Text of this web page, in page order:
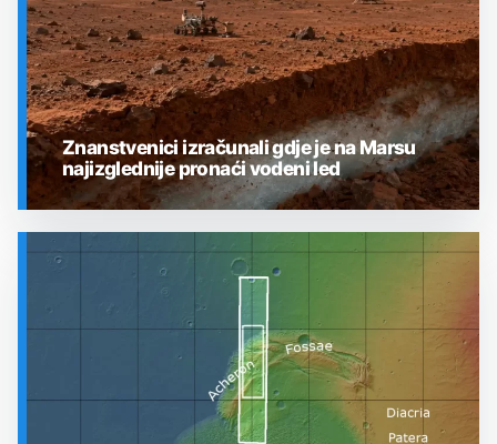
Znanstvenici izračunali gdje je na Marsu
najizglednije pronaći vodeni led